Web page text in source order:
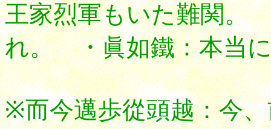
王家烈軍もいた難関。
れ。 ・眞如鐵：本当
※而今邁歩從頭越：今